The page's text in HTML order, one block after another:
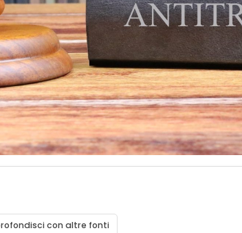
con altre fonti